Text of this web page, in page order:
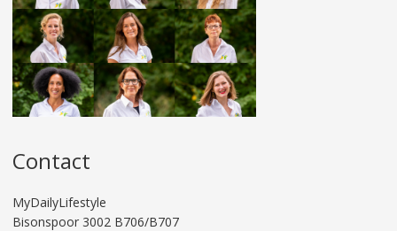
Contact
MyDailyLifestyle
Bisonspoor 3002 B706/B707